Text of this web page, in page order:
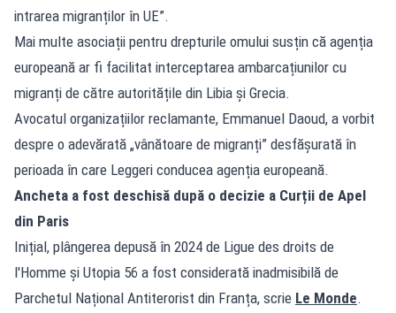
intrarea migranților în UE”.
Mai multe asociații pentru drepturile omului susțin că agenția
europeană ar fi facilitat interceptarea ambarcațiunilor cu
migranți de către autoritățile din Libia și Grecia.
Avocatul organizațiilor reclamante, Emmanuel Daoud, a vorbit
despre o adevărată „vânătoare de migranți” desfășurată în
perioada în care Leggeri conducea agenția europeană.
Ancheta a fost deschisă după o decizie a Curții de Apel
din Paris
Inițial, plângerea depusă în 2024 de Ligue des droits de
l'Homme și Utopia 56 a fost considerată inadmisibilă de
Parchetul Național Antiterorist din Franța, scrie Le Monde.